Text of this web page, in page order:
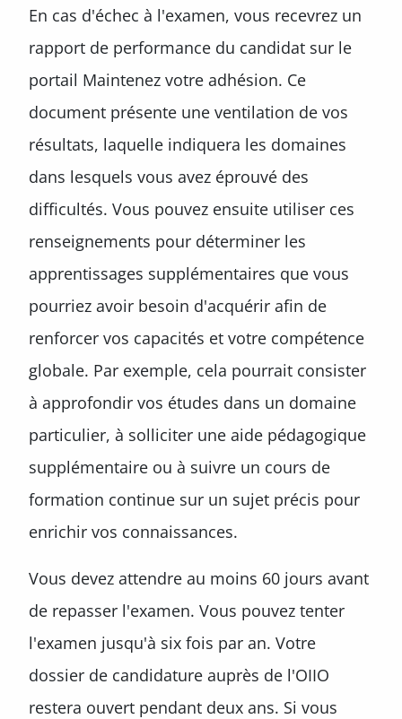
En cas d'échec à l'examen, vous recevrez un
rapport de performance du candidat sur le
portail Maintenez votre adhésion. Ce
document présente une ventilation de vos
résultats, laquelle indiquera les domaines
dans lesquels vous avez éprouvé des
difficultés. Vous pouvez ensuite utiliser ces
renseignements pour déterminer les
apprentissages supplémentaires que vous
pourriez avoir besoin d'acquérir afin de
renforcer vos capacités et votre compétence
globale. Par exemple, cela pourrait consister
à approfondir vos études dans un domaine
particulier, à solliciter une aide pédagogique
supplémentaire ou à suivre un cours de
formation continue sur un sujet précis pour
enrichir vos connaissances.
Vous devez attendre au moins 60 jours avant
de repasser l'examen. Vous pouvez tenter
l'examen jusqu'à six fois par an. Votre
dossier de candidature auprès de l'OIIO
restera ouvert pendant deux ans. Si vous